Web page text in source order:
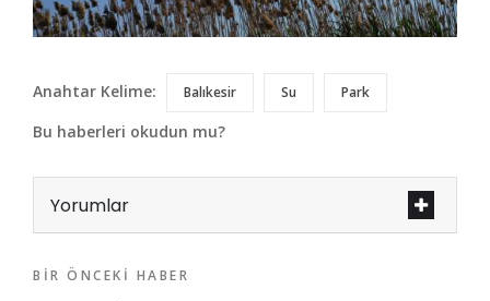
Anahtar Kelime: Balıkesir Su Park
Bu haberleri okudun mu?
Yorumlar
BIR ÖNCEKI HABER